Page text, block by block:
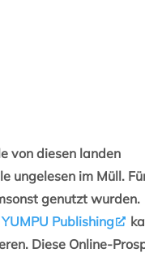
von diesen landen
ungelesen im Müll.
genutzt wurden.
YUMPU Publishing
Diese Online-